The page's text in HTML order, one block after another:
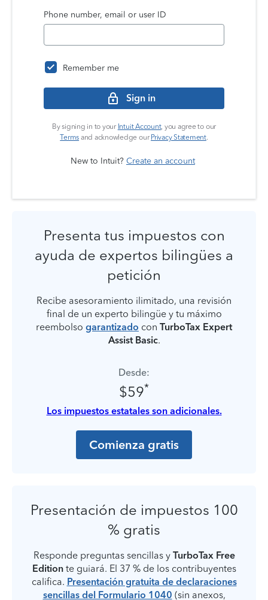
Phone number, email or user ID
Remember me
Sign in
By signing in to your Intuit Account, you agree to our
Terms and acknowledge our Privacy Statement.
New to Intuit? Create an account
Presenta tus impuestos con
ayuda de expertos bilingües a
petición
Recibe asesoramiento ilimitado, una revisión
final de un experto bilingüe y tu máximo
reembolso garantizado con TurboTax Expert
Assist Basic.
Desde:
$59*
Los impuestos estatales son adicionales.
Comienza gratis
Presentación de impuestos 100
% gratis
Responde preguntas sencillas y TurboTax Free
Editionte guiará. El 37 % de los contribuyentes
califica. Presentación gratuita de declaraciones
sencillas del Formulario 1040 (sin anexos,